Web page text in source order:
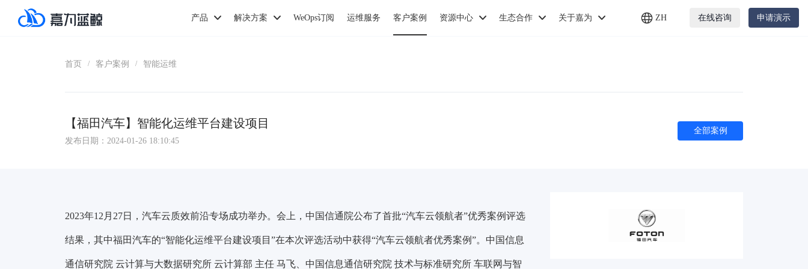
产品 解决方案 WeOps订阅 运维服务 客户案例 资源中心 生态合作 关于嘉为 ZH 在线咨询 申请演示
首页 / 客户案例 / 智能运维
【福田汽车】智能化运维平台建设项目
发布日期：2024-01-26 18:10:45
全部案例
2023年12月27日，汽车云质效前沿专场成功举办。会上， 中国信通院公布了首批“汽车云领航者”优秀案例评选
结果，其中福田汽车的“智能化运维平台建设项目”在本次评选活动中获得“汽车云领航者优秀案例”。 中国信息
通信研究院 云计算与大数据研究所 云计算部 主任 马飞、中国信息通信研究院 技术与标准研究所 车联网与智